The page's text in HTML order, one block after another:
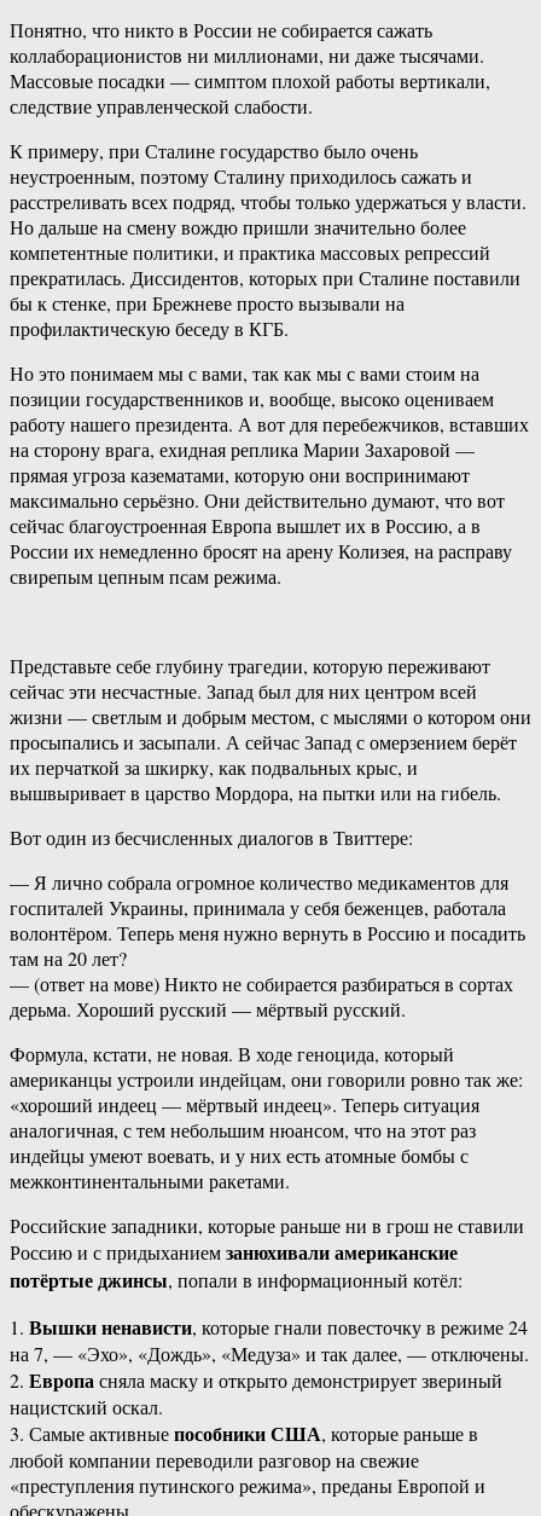
Понятно, что никто в России не собирается сажать
коллаборационистов ни миллионами, ни даже тысячами.
Массовые посадки — симптом плохой работы вертикали,
следствие управленческой слабости.
К примеру, при Сталине государство было очень
неустроенным, поэтому Сталину приходилось сажать и
расстреливать всех подряд, чтобы только удержаться у власти.
Но дальше на смену вождю пришли значительно более
компетентные политики, и практика массовых репрессий
прекратилась. Диссидентов, которых при Сталине поставили
бы к стенке, при Брежневе просто вызывали на
профилактическую беседу в КГБ.
Но это понимаем мы с вами, так как мы с вами стоим на
позиции государственников и, вообще, высоко оцениваем
работу нашего президента. А вот для перебежчиков, вставших
на сторону врага, ехидная реплика Марии Захаровой —
прямая угроза казематами, которую они воспринимают
максимально серьёзно. Они действительно думают, что вот
сейчас благоустроенная Европа вышлет их в Россию, а в
России их немедленно бросят на арену Колизея, на расправу
свирепым цепным псам режима.
Представьте себе глубину трагедии, которую переживают
сейчас эти несчастные. Запад был для них центром всей
жизни — светлым и добрым местом, с мыслями о котором они
просыпались и засыпали. А сейчас Запад с омерзением берёт
их перчаткой за шкирку, как подвальных крыс, и
вышвыривает в царство Мордора, на пытки или на гибель.
Вот один из бесчисленных диалогов в Твиттере:
— Я лично собрала огромное количество медикаментов для
госпиталей Украины, принимала у себя беженцев, работала
волонтёром. Теперь меня нужно вернуть в Россию и посадить
там на 20 лет?
— (ответ на мове) Никто не собирается разбираться в сортах
дерьма. Хороший русский — мёртвый русский.
Формула, кстати, не новая. В ходе геноцида, который
американцы устроили индейцам, они говорили ровно так же:
«хороший индеец — мёртвый индеец». Теперь ситуация
аналогичная, с тем небольшим нюансом, что на этот раз
индейцы умеют воевать, и у них есть атомные бомбы с
межконтинентальными ракетами.
Российские западники, которые раньше ни в грош не ставили
Россию и с придыханиемзанюхивали американские
потёртые джинсы, попали в информационный котёл:
1. Вышки ненависти, которые гнали повесточку в режиме 24
на 7, — «Эхо», «Дождь», «Медуза» и так далее, — отключены.
2. Европасняла маску и открыто демонстрирует звериный
нацистский оскал.
3. Самые активныепособники США, которые раньше в
любой компании переводили разговор на свежие
«преступления путинского режима», преданы Европой и